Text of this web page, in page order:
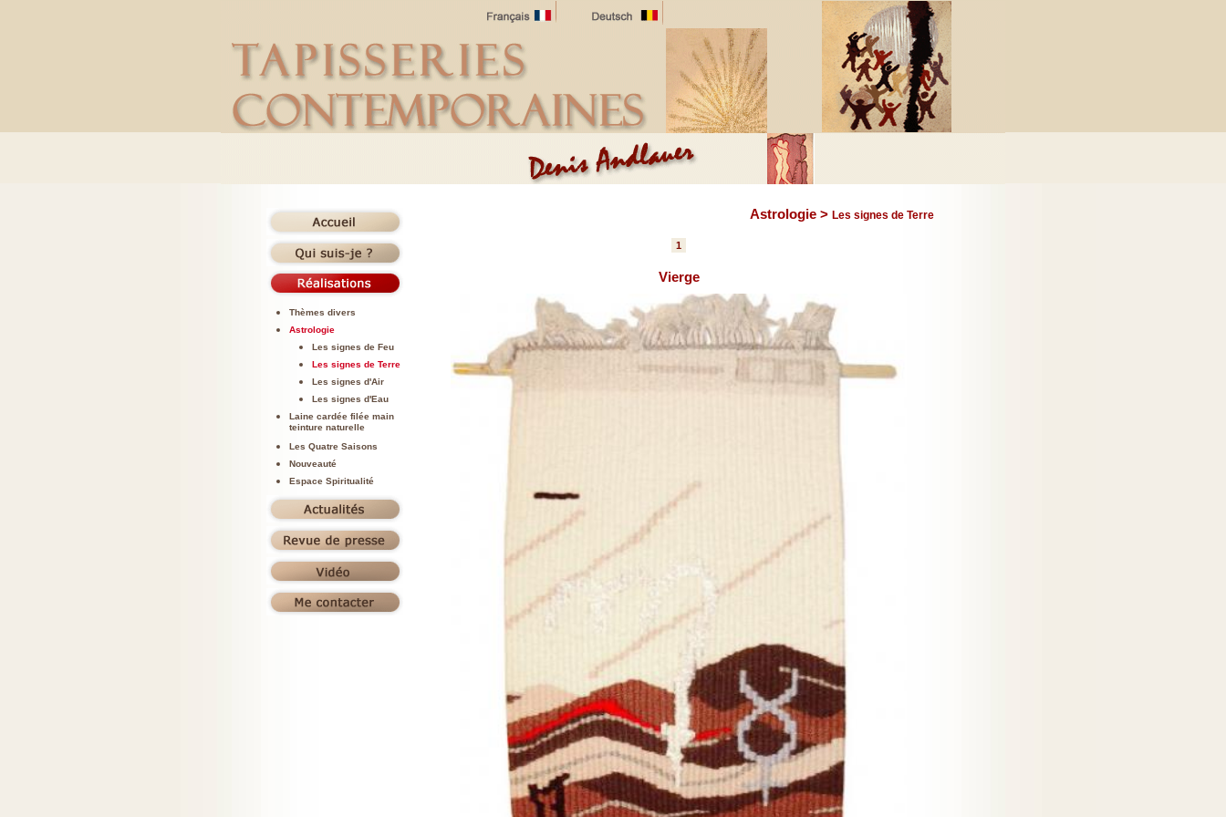
Thèmes divers
Astrologie
Les signes de Feu
Les signes de Terre
Les signes d'Air
Les signes d'Eau
Laine cardée filée main
teinture naturelle
Les Quatre Saisons
Nouveauté
Espace Spiritualité
Astrologie > Les signes de Terre
1
Vierge